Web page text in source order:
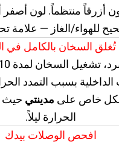
أزرقاً منتظماً. لون أصفر
للهواء/الغاز — علامة
تُغلق السخان بالكامل في
الداخلية بسبب التمدد
خاص على مدينتي حيث
الحرارة ليلاً.
افحص الوصلات بيدك